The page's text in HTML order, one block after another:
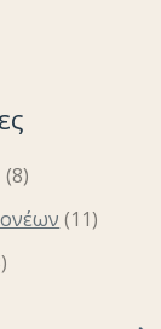
(8)
(11)